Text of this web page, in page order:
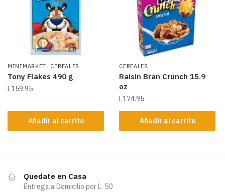
MINIMARKET, CEREALES
Tony Flakes 490 g
L159.95
Añadir al carrito
CEREALES
Raisin Bran Crunch 15.9
oz
L174.95
Añadir al carrito
Quedate en Casa
Entrega a Domicilio por L. 50